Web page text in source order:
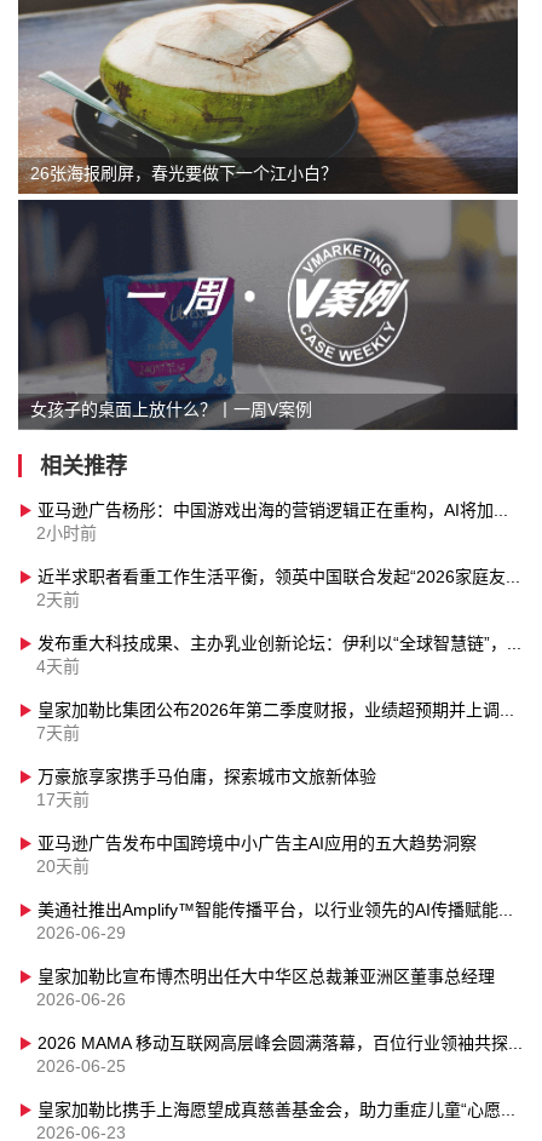
26张海报刷屏，春光要做下一个江小白？
女孩子的桌面上放什么？丨一周V案例
相关推荐
亚马逊广告杨彤：中国游戏出海的营销逻辑正在重构，AI将加速全流域营销升级
2小时前
近半求职者看重工作生活平衡，领英中国联合发起“2026家庭友好企业评选”
2天前
发布重大科技成果、主办乳业创新论坛：伊利以“全球智慧链”，助力“世界乳都”成为创新之巅
4天前
皇家加勒比集团公布2026年第二季度财报，业绩超预期并上调全年业绩指引
7天前
万豪旅享家携手马伯庸，探索城市文旅新体验
17天前
亚马逊广告发布中国跨境中小广告主AI应用的五大趋势洞察
20天前
美通社推出Amplify™智能传播平台，以行业领先的AI传播赋能力强势登陆亚太
2026-06-29
皇家加勒比宣布博杰明出任大中华区总裁兼亚洲区董事总经理
2026-06-26
2026 MAMA 移动互联网高层峰会圆满落幕，百位行业领袖共探 AI 落地时代的增长新范式
2026-06-25
皇家加勒比携手上海愿望成真慈善基金会，助力重症儿童“心愿启航”
2026-06-23